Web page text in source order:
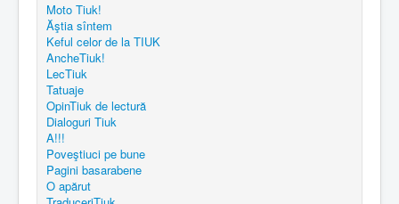
Moto Tiuk!
Ăştia sîntem
Keful celor de la TIUK
AncheTiuk!
LecTiuk
Tatuaje
OpinTiuk de lectură
Dialoguri Tiuk
A!!!
Poveştiuci pe bune
Pagini basarabene
O apărut